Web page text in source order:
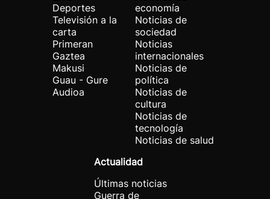
Deportes
Televisión a la
carta
Primeran
Gaztea
Makusi
Guau - Gure
Audioa
economía
Noticias de
sociedad
Noticias
internacionales
Noticias de
política
Noticias de
cultura
Noticias de
tecnología
Noticias de salud
Actualidad
Últimas noticias
Guerra de